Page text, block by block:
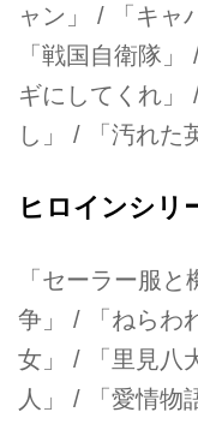
ャン」 / 「キャ
「戦国自衛隊
ギにしてくれ」
し」 / 「汚れた
ヒロインシ
「セーラー服
争」 / 「ねらわ
女」 / 「里見八
人」 / 「愛情物